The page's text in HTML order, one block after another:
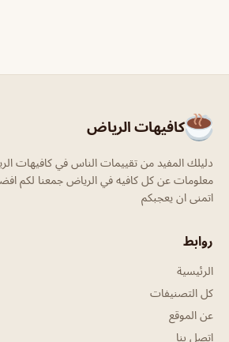
كافيهات الرياض
دليلك المفيد من تقييمات الناس في كافيهات
معلومات عن كل كافيه في الرياض جمعنا لكم
اتمنى ان يعجبكم
روابط
الرئيسية
كل التصنيفات
عن الموقع
اتصل بنا